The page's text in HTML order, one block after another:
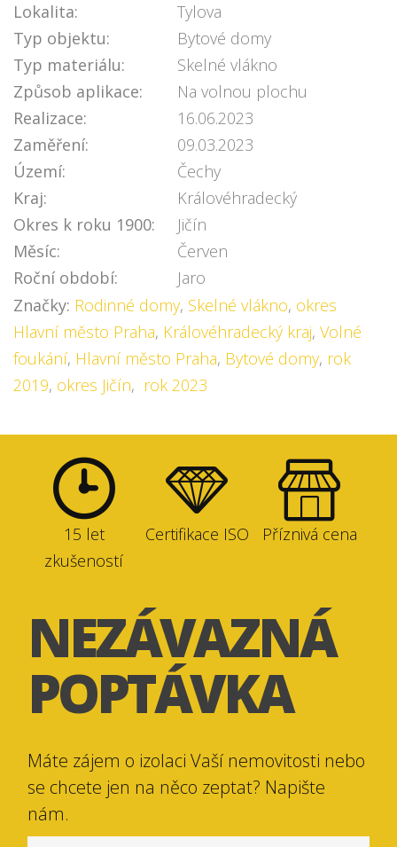
Lokalita:
Tylova
Typ objektu:
Bytové domy
Typ materiálu:
Skelné vlákno
Způsob aplikace:
Na volnou plochu
Realizace:
16.06.2023
Zaměření:
09.03.2023
Území:
Čechy
Kraj:
Královéhradecký
Okres k roku 1900:
Jičín
Měsíc:
Červen
Roční období:
Jaro
Značky: Rodinné domy, Skelné vlákno, okres
Hlavní město Praha, Královéhradecký kraj, Volné
foukání, Hlavní město Praha, Bytové domy, rok
2019, okres Jičín, rok 2023
15 let
zkušeností
Certifikace ISO Příznivá cena
NEZÁVAZNÁ
POPTÁVKA
Máte zájem o izolaci Vaší nemovitosti nebo
se chcete jen na něco zeptat? Napište
nám.